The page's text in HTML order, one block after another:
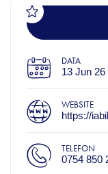
DATA
13 Jun 26
WEBSITE
https://
TELEFON
0754 850